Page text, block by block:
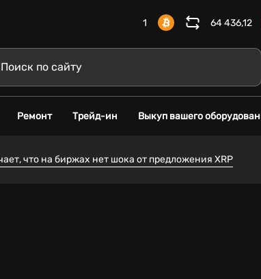
1 64 436,12
Ремонт Трейд-ин Выкуп вашего
что на биржах нет шока от предложения XRP